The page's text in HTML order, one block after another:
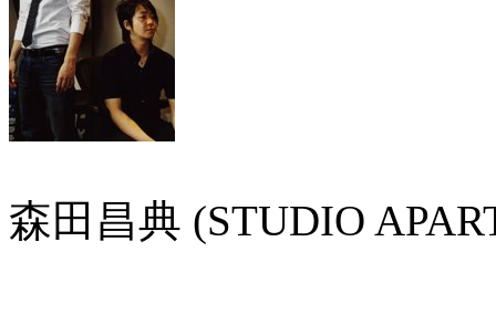
森田昌典 (STUDIO